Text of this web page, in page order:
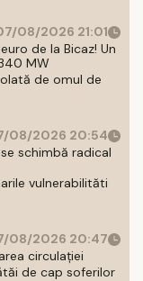
08/2026 21:01
de la Bicaz! Un
MW
de omul de
08/2026 20:54
schimbă radical
vulnerabilităti
08/2026 20:47
circulației
de cap soferilor